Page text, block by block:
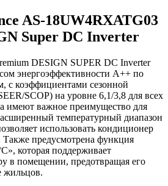
AS-18UW4RXATG03
Super DC Inverter
DESIGN SUPER DC Inverter
энергоэффективности A++ по
с коэффициентами сезонной
SCOP) на уровне 6,1/3,8 для всех
имеют важное преимущество для
температурный диапазон
использовать кондиционер
предусмотрена функция
которая поддерживает
в помещении, предотвращая его
жильцов.